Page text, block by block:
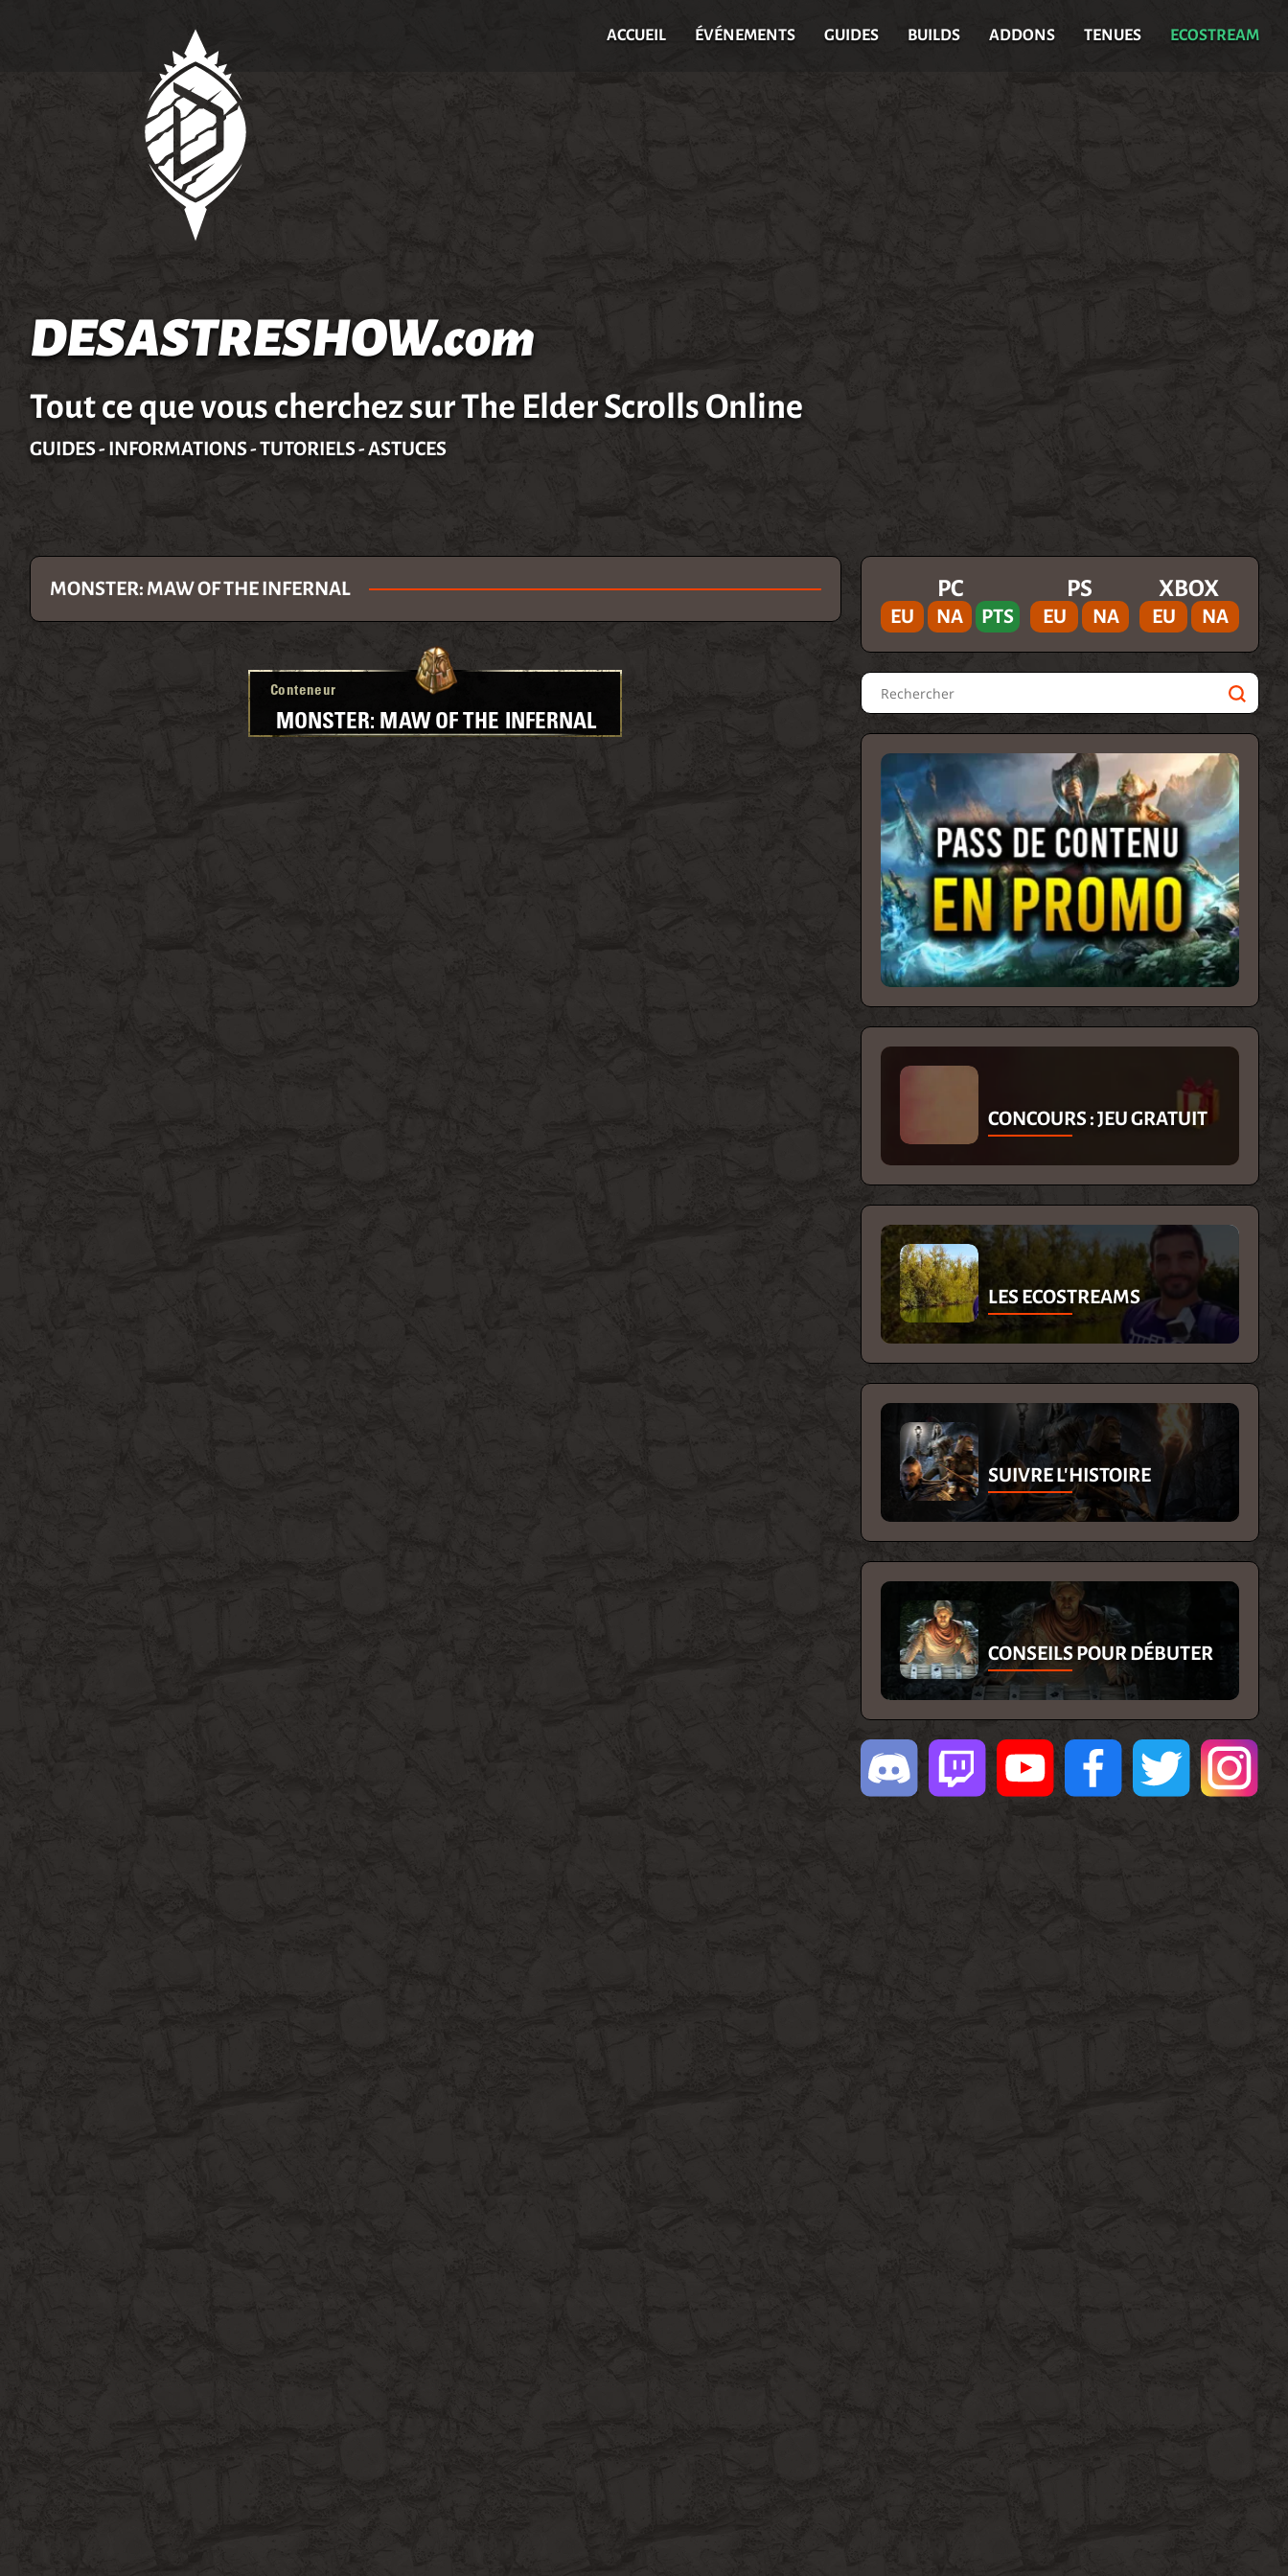
ACCUEIL ÉVÉNEMENTS GUIDES BUILDS ADDONS TENUES ECOSTREAM
DESASTRESHOW.com
Tout ce que vous cherchez sur The Elder Scrolls Online
GUIDES - INFORMATIONS - TUTORIELS - ASTUCES
MONSTER: MAW OF THE INFERNAL
Conteneur
MONSTER: MAW OF THE INFERNAL
PC
EU NA PTS
PS
EU NA
XBOX
EU NA
Rechercher
CONCOURS : JEU GRATUIT
LES ECOSTREAMS
SUIVRE L'HISTOIRE
CONSEILS POUR DÉBUTER